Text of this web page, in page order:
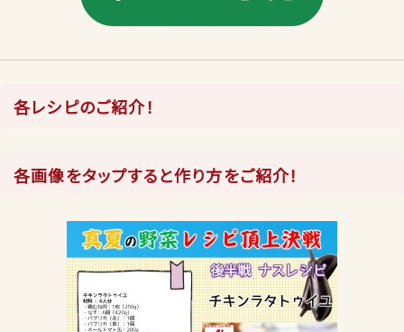
各レシピのご紹介！
各画像をタップすると作り方をご紹介！